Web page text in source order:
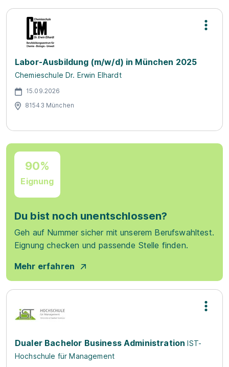
Labor-Ausbildung (m/w/d) in München 2025
Chemieschule Dr. Erwin Elhardt
15.09.2026
81543 München
90%
Eignung
Du bist noch unentschlossen?
Geh auf Nummer sicher mit unserem Berufswahltest.
Eignung checken und passende Stelle finden.
Mehr erfahren
Dualer Bachelor Business Administration IST-
Hochschule für Management